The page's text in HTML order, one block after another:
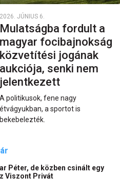
2026. JÚNIUS 6.
Mulatságba fordult a
magyar focibajnokság
közvetítési jogának
aukciója, senki nem
jelentkezett
A politikusok, fene nagy
étvágyukban, a sportot is
bekebelezték.
Péter, de közben csinált egy
Viszont Privát